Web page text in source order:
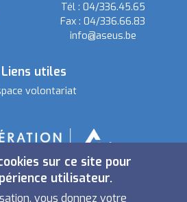
Tél : 04/336.45.65
Fax :04/336.66.83
info@aseus.be
Liens utiles
volontariat
sur ce site pour
utilisateur.
vous donnez votre